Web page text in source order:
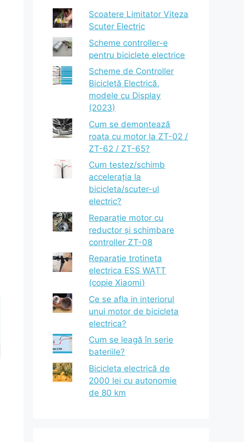
Scoatere Limitator Viteza
Scuter Electric
Scheme controller-e
pentru biciclete electrice
Scheme de Controller
Bicicletă Electrică,
modele cu Display
(2023)
Cum se demontează
roata cu motor la ZT-02 /
ZT-62 / ZT-65?
Cum testez/schimb
accelerația la
bicicleta/scuter-ul
electric?
Reparație motor cu
reductor și schimbare
controller ZT-08
Reparatie trotineta
electrica ESS WATT
(copie Xiaomi)
Ce se afla in interiorul
unui motor de bicicleta
electrica?
Cum se leagă în serie
bateriile?
Bicicleta electrică de
2000 lei cu autonomie
de 80 km